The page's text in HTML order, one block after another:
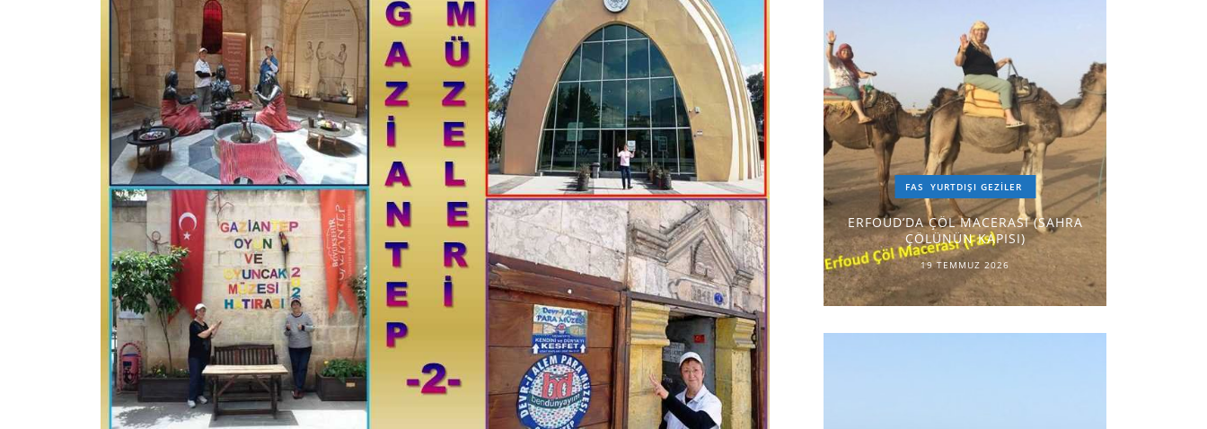
FAS YURTDIŞI GEZILER
ERFOUD’DA ÇÖL MACERASI (SAHRA
ÇÖLÜNÜN KAPISI)
19 TEMMUZ 2026